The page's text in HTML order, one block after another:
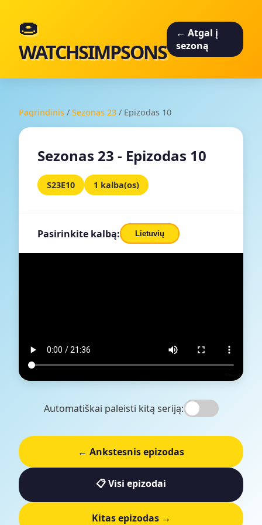
🍩
WATCHSIMPSONS
← Atgal į
sezoną
Pagrindinis / Sezonas 23 / Epizodas 10
Sezonas 23 - Epizodas 10
S23E10 1 kalba(os)
Pasirinkite kalbą: Lietuvių
Automatiškai paleisti kitą seriją:
← Ankstesnis epizodas
📋 Visi epizodai
Kitas epizodas →